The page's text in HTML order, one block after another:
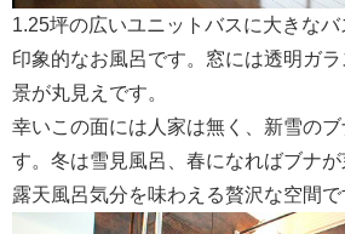
1.25坪の広いユニットバスに大きな
印象的なお風呂です。窓には透明ガ
景が丸見えです。
幸いこの面には人家は無く、新雪の
す。冬は雪見風呂、春になればブナ
露天風呂気分を味わえる贅沢な空間で